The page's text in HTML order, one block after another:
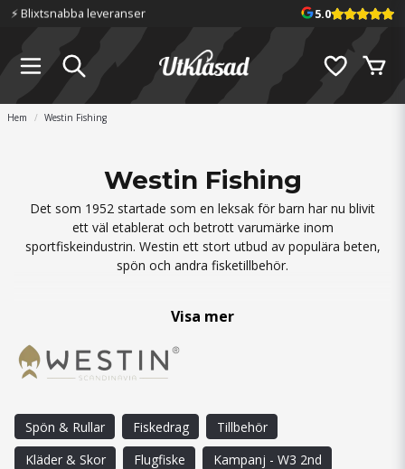
⚡️ Blixtsnabba leveranser 5.0
Hem Westin Fishing
Westin Fishing
Det som 1952 startade som en leksak för barn har nu blivit
ett väl etablerat och betrott varumärke inom
sportfiskeindustrin. Westin ett stort utbud av populära beten,
spön och andra fisketillbehör.
leksak till sina barn. Han karvade fram en skapelse som
genom vattnet. Eftersom den liknade ett överdimensionerat
gäddbete döpte han den till ”Jätte” – det svenska ordet för
betet hade fångar en gädda på över 20kg i Norrtälje.
Visa mer
Spön & Rullar Fiskedrag
Tillbehör
Kläder & Skor
Flugfiske
Kampanj - W3 2nd